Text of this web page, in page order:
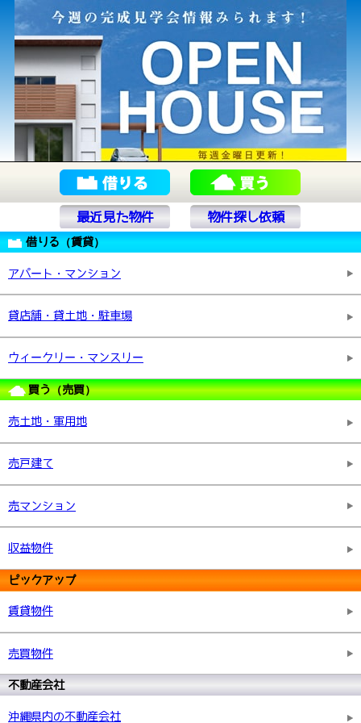
最近見た物件 物件探し依頼
借りる（賃貸）
アパート・マンション
貸店舗・貸土地・駐車場
ウィークリー・マンスリー
買う（売買）
売土地・軍用地
売戸建て
売マンション
収益物件
ピックアップ
賃貸物件
売買物件
不動産会社
沖縄県内の不動産会社